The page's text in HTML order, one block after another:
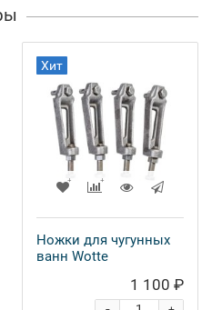
Хит
Ножки для чугунных
ванн Wotte
1 100 ₽